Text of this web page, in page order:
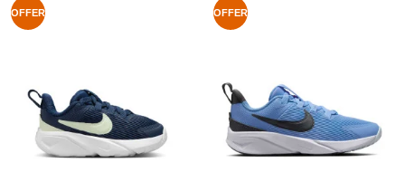
OFFER OFFER